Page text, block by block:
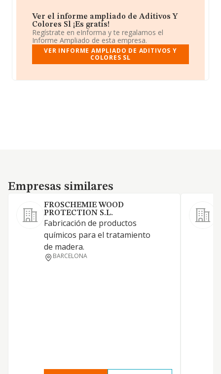
Ver el informe ampliado de Aditivos Y
Colores Sl ¡Es gratis!
Regístrate en eInforma y te regalamos el
Informe Ampliado de esta empresa.
VER INFORME AMPLIADO DE ADITIVOS Y
COLORES SL
Empresas similares
Empresas similares
FROSCHEMIE WOOD
PROTECTION S.L.
Fabricación de productos
químicos para el tratamiento
de madera.
BARCELONA